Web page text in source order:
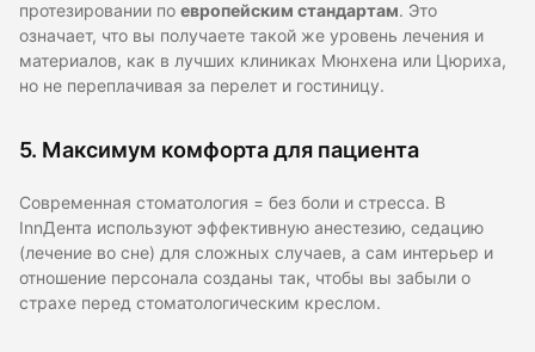
протезировании по европейским стандартам. Это
означает, что вы получаете такой же уровень лечения и
материалов, как в лучших клиниках Мюнхена или Цюриха,
но не переплачивая за перелет и гостиницу.
5. Максимум комфорта для пациента
Современная стоматология = без боли и стресса. В
InnДента используют эффективную анестезию, седацию
(лечение во сне) для сложных случаев, а сам интерьер и
отношение персонала созданы так, чтобы вы забыли о
страхе перед стоматологическим креслом.